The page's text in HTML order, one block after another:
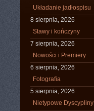
Układanie jadłospisu
8 sierpnia, 2026
Stawy i kończyny
7 sierpnia, 2026
Nowości i Premiery
6 sierpnia, 2026
Fotografia
5 sierpnia, 2026
Nietypowe Dyscypliny